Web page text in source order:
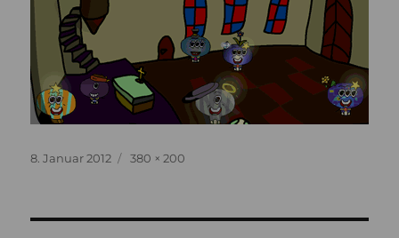
Veröffentlicht
8. Januar 2012 Originalgröße
380 × 200